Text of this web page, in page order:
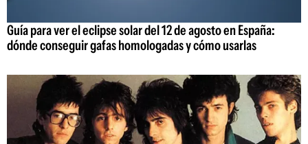
Guía para ver el eclipse solar del 12 de agosto en España:
dónde conseguir gafas homologadas y cómo usarlas